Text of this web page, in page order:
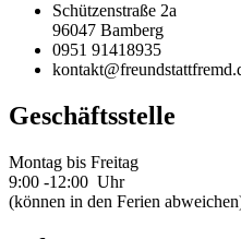
Schützenstraße 2a
96047 Bamberg
0951 91418935
Geschäftsstelle
Montag bis Freitag
9:00 -12:00 Uhr
(können in den Ferien